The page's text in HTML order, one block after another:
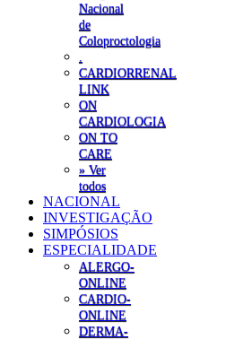
Nacional
de
Coloproctologia
CARDIORRENAL
LINK
ON
CARDIOLOGIA
ON TO
CARE
» Ver
todos
NACIONAL
INVESTIGAÇÃO
SIMPÓSIOS
ESPECIALIDADE
ALERGO-
ONLINE
CARDIO-
ONLINE
DERMA-